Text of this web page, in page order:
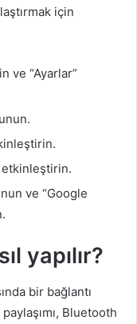
için
ve “Ayarlar”
etkinleştirin.
ve “Google
yapılır?
bir bağlantı
Bluetooth